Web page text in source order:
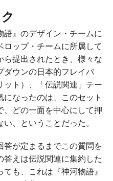
』のデザイン・チームに
ップ・チームに所属して
提出されたとき、様々な
ダウンの日本的フレイバ
ト）、「伝説関連」テー
なったのは、このセット
どの一面を中心にして押
、ということだった。
が定まるまでこの質問を
えは伝説関連に集約した
も、これは『神河物語』